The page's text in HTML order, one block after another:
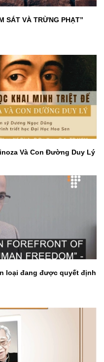
SÁT VÀ TRỪNG PHẠT”
Và Con Đường Duy Lý
loại đang được quyết định